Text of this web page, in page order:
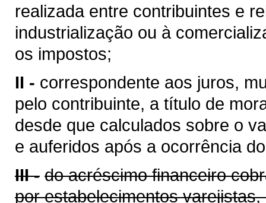
realizada entre contribuintes e
industrialização ou à
os impostos;
II - correspondente aos juros,
pelo contribuinte, a título de
desde que calculados sobre o
e auferidos após a ocorrência
III - do acréscimo financeiro
por estabelecimentos